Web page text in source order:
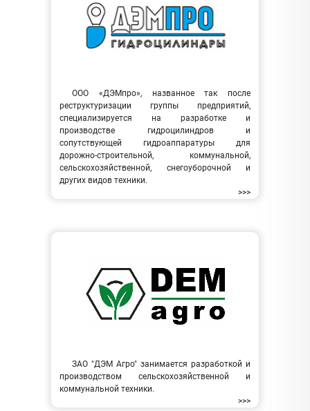
ООО «ДЭМпро», названное так после
реструктуризации группы предприятий,
специализируется на разработке и
производстве гидроцилиндров и
сопутствующей гидроаппаратуры для
дорожно-строительной, коммунальной,
сельскохозяйственной, снегоуборочной и
других видов техники.
>>>
ЗАО "ДЭМ Агро" занимается разработкой и
производством сельскохозяйственной и
коммунальной техники.
>>>